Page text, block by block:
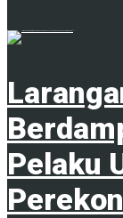
Pelaku